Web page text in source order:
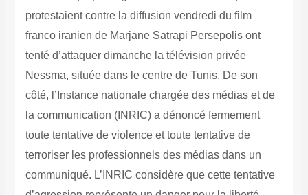
protestaient contre la diffusion vendredi du film
franco iranien de Marjane Satrapi Persepolis ont
tenté d’attaquer dimanche la télévision privée
Nessma, située dans le centre de Tunis. De son
côté, l’Instance nationale chargée des médias et de
la communication (INRIC) a dénoncé fermement
toute tentative de violence et toute tentative de
terroriser les professionnels des médias dans un
communiqué. L’INRIC considère que cette tentative